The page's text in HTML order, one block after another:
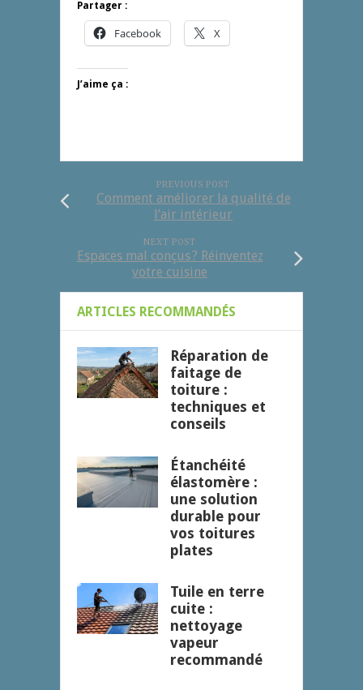
Partager :
Facebook X
J’aime ça :
PREVIOUS POST
Comment améliorer la qualité de
l’air intérieur
NEXT POST
Espaces mal conçus ? Réinventez
votre cuisine
ARTICLES RECOMMANDÉS
Réparation de
faitage de
toiture :
techniques et
conseils
Étanchéité
élastomère :
une solution
durable pour
vos toitures
plates
Tuile en terre
cuite :
nettoyage
vapeur
recommandé